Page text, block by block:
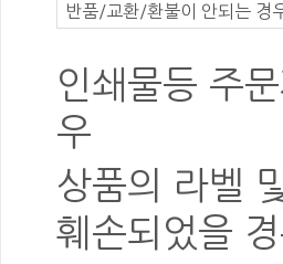
반품/교환/환불이 안되는 경
인쇄물등 주
우
상품의 라벨
훼손되었을